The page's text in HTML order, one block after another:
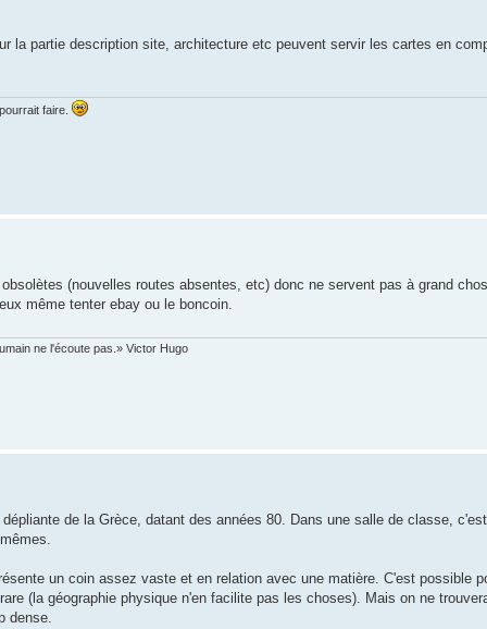
la partie description site, architecture etc peuvent servir les cartes en
faire.
(nouvelles routes absentes, etc) donc ne servent pas à grand
même tenter ebay ou le boncoin.
ne l'écoute pas.» Victor Hugo
de la Grèce, datant des années 80. Dans une salle de classe,
un coin assez vaste et en relation avec une matière. C'est possible
(la géographie physique n'en facilite pas les choses). Mais on ne
dense.